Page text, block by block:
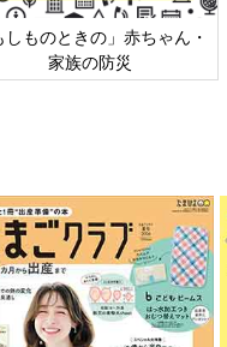
フレッ
六星占術 細木か